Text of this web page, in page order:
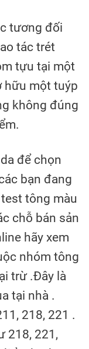
tương đối
tác trét
tựu tại một
hữu một tuýp
không đúng
để chọn
bạn đang
tông màu
chỗ bán sản
hãy xem
nhóm tông
trừ .Đây là
tại nhà .
218, 221 .
218, 221,